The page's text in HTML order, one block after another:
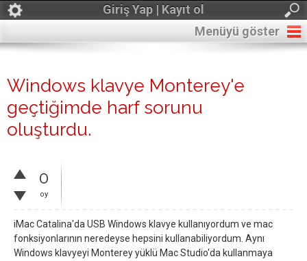
Giriş Yap | Kayıt ol
Menüyü göster
Windows klavye Monterey'e
geçtiğimde harf sorunu
oluşturdu.
0
oy
iMac Catalina'da USB Windows klavye kullanıyordum ve mac
fonksiyonlarının neredeyse hepsini kullanabiliyordum. Aynı
Windows klavyeyi Monterey yüklü Mac Studio'da kullanmaya